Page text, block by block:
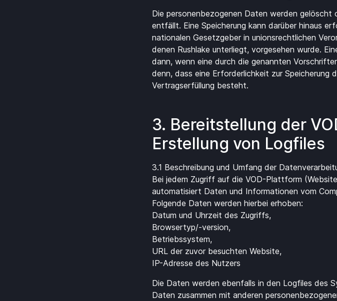
Die personenbezogenen Daten werden
entfällt. Eine Speicherung kann darüber hinaus
nationalen Gesetzgeber in unionsrechtlichen
denen Rushlake unterliegt, vorgesehen wurde.
dann, wenn eine durch die genannten
denn, dass eine Erforderlichkeit zur Speicherung
Vertragserfüllung besteht.
3. Bereitstellung der
Erstellung von Logfiles
3.1 Beschreibung und Umfang der
Bei jedem Zugriff auf die VOD-Plattform
automatisiert Daten und Informationen vom
Folgende Daten werden hierbei erhoben:
Datum und Uhrzeit des Zugriffs,
Browsertyp/-version,
Betriebssystem,
URL der zuvor besuchten Website,
IP-Adresse des Nutzers
Die Daten werden ebenfalls in den Logfiles des
Daten zusammen mit anderen